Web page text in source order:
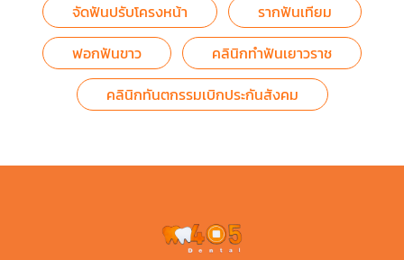
จัดฟันปรับโครงหน้า
รากฟันเทียม
ฟอกฟันขาว
คลินิกทำฟันเยาวราช
คลินิกทันตกรรมเบิกประกันสังคม